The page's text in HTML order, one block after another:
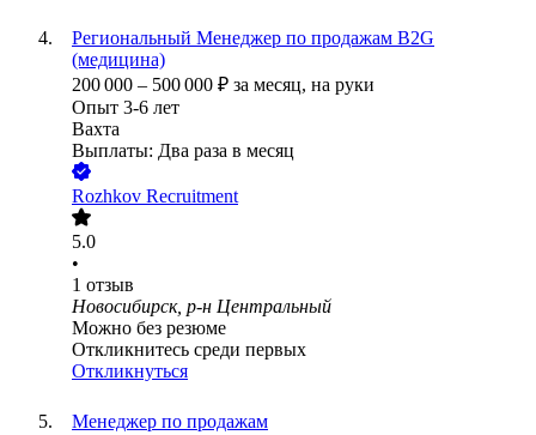
Региональный Менеджер по продажам B2G
(медицина)
200 000 – 500 000 ₽ за месяц, на руки
Опыт 3-6 лет
Вахта
Выплаты: Два раза в месяц
Rozhkov Recruitment
5.0
•
1 отзыв
Новосибирск, р-н Центральный
Можно без резюме
Откликнитесь среди первых
Откликнуться
Менеджер по продажам